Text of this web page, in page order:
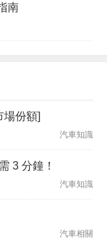
南
場份額]
汽車知識
3 分鐘！
汽車知識
汽車相關